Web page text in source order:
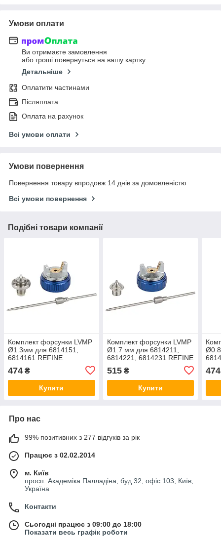
Умови оплати
Ви отримаєте замовлення
або гроші повернуться на вашу картку
Детальніше
Оплатити частинами
Післяплата
Оплата на рахунок
Всі умови оплати
Умови повернення
Повернення товару впродовж 14 днів за домовленістю
Всі умови повернення
Подібні товари компанії
Комплект форсунки LVMP
Ø1.3мм для 6814151,
6814161 REFINE
474 ₴
Купити
Комплект форсунки LVMP
Ø1.7 мм для 6814211,
6814221, 6814231 REFINE
515₴
Купити
474
Про нас
99% позитивних з 277 відгуків за рік
Працює з 02.02.2014
м. Київ
просп. Академіка Палладіна, буд 32, офіс 103, Київ,
Україна
Контакти
Сьогодні працює з 09:00 до 18:00
Показати весь графік роботи